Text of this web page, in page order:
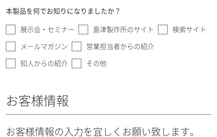
本製品を何でお知りになりましたか？
展示会・セミナー 島津製作所のサイト 検索サイト
メールマガジン 営業担当者からの紹介
知人からの紹介 その他
お客様情報
お客様情報の入力を宜しくお願い致します。